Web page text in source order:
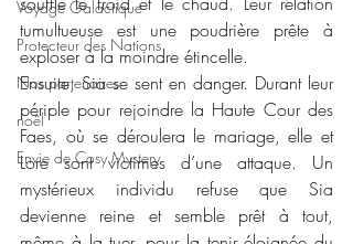
Voyage Galactique
Protecteur des Nations
Nos partenaires
noêl
Envie de Cosy Mystery
tumultueuse est une poudrière prête à
exploser à la moindre étincelle.
Ensuite, Sia se sent en danger. Durant leur
périple pour rejoindre la Haute Cour des
Faes, où se déroulera le mariage, elle et
Lore sont victimes d’une attaque. Un
mystérieux individu refuse que Sia
devienne reine et semble prêt à tout,